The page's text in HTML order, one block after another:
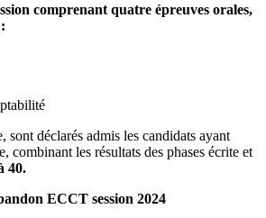
comprenant quatre épreuves orales,
sont déclarés admis les candidats ayant
combinant les résultats des phases écrite et
40.
ECCT session 2024